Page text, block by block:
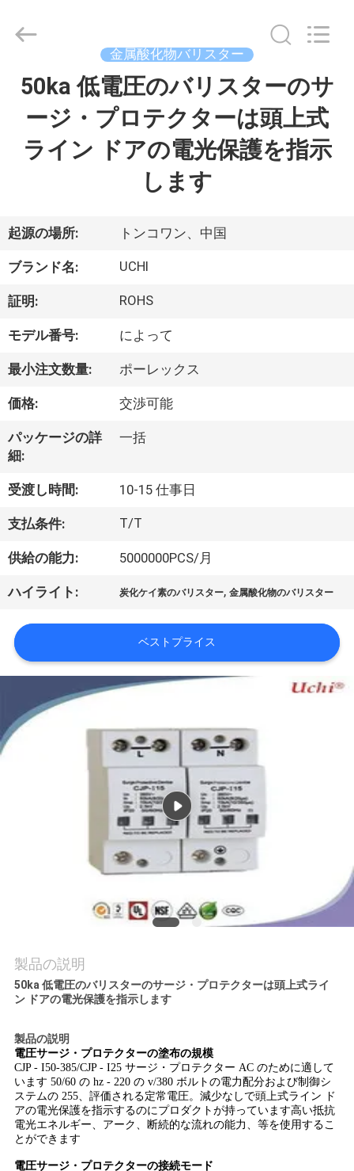
家
ク
ト
ョ
ー
私
達
に
つ
い
て
工
場
旅
私
に
連
絡
し
2014
Electronics
Co.,Ltd.
Reserved.
金属酸化物バリスター
50ka 低電圧のバリスターのサ
ージ・プロテクターは頭上式
ライン ドアの電光保護を指示
します
起源の場所: トンコワン、中国
ブランド名: UCHI
証明: ROHS
モデル番号: によって
最小注文数量: ポーレックス
価格: 交渉可能
パッケージの詳
細:
一括
受渡し時間: 10-15 仕事日
支払条件: T/T
供給の能力: 5000000PCS/月
ハイライト: 炭化ケイ素のバリスター,金属酸化物のバリスター
ベストプライス
製品の説明
50ka 低電圧のバリスターのサージ・プロテクターは頭上式ライ
ン ドアの電光保護を指示します
製品の説明
電圧サージ・プロテクターの塗布の規模
CJP - I50-385/CJP - I25 サージ・プロテクター AC のために適して
います 50/60 の hz - 220 の v/380 ボルトの電力配分および制御シ
ステムの 255、評価される定常電圧。減少なしで頭上式ライン ド
アの電光保護を指示するのにプロダクトが持っています高い抵抗
電光エネルギー、アーク、断続的な流れの能力、等を使用するこ
とができます
電圧サージ・プロテクターの接続モード